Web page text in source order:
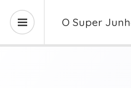
O Super